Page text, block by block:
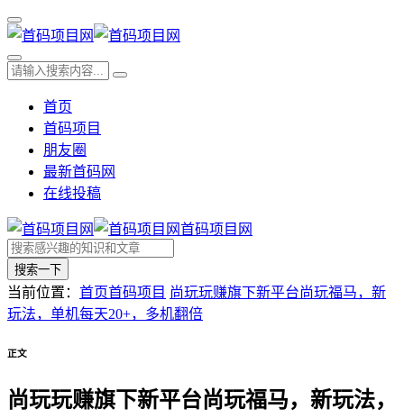
首页
首码项目
朋友圈
最新首码网
在线投稿
首码项目网
搜索一下
当前位置： 首页首码项目 尚玩玩赚旗下新平台尚玩福马，新
玩法，单机每天20+，多机翻倍
正文
尚玩玩赚旗下新平台尚玩福马，新玩法，